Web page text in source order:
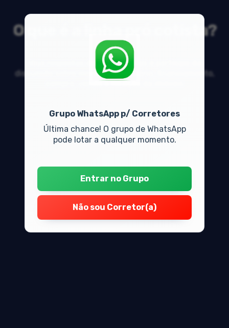
Grupo WhatsApp p/ Corretores
Última chance! O grupo de WhatsApp
pode lotar a qualquer momento.
Entrar no Grupo
Não sou Corretor(a)
O que é a linha pró cotista?
Veja respostas de especialistas e participe da
discussão sobre mercado imobiliário, financiamento,
compra, venda e locação de imóveis